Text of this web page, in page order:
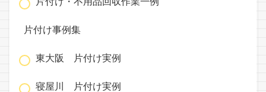
片付け事例集
東大阪 片付け実例
寝屋川 片付け実例